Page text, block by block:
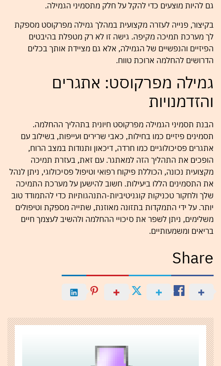
גם להיות מוצעים כדי להקל על חלק מתסמיני הגמילה.
בקיצור, פנייה לעזרה מקצועית במהלך גמילה מפרקוסט מספקת
לך מערכת תמיכה מקיפה. גישה זו לא רק מטפלת בהיבטים
הפיזיים והנפשיים של הגמילה, אלא גם מציידת אותך בכלים
הדרושים להחלמה ארוכת טווח.
גמילה מפרקוסט: אתגרים
והזדמנויות
הבנת תסמיני הגמילה מפרקוסט חיונית בתהליך ההחלמה.
תסמינים פיזיים כמו בחילות, כאבי שרירים ועייפות, בשילוב עם
אתגרים פסיכולוגיים כמו חרדה, דיכאון ותנודות במצב הרוח,
הופכים את התהליך הזה למאתגר. עם זאת, בעזרת תמיכה
מקצועית נכונה, הכוללת פיקוח רפואי וטיפול פסיכולוגי, ניתן לנהל
את התסמינים הללו ביעילות. חשוב להישען על מערכת התמיכה
שלך ולחקור טכניקות קוגניטיביות-התנהגותיות כדי להתמודד טוב
יותר. על ידי התמקדות בתזונה מאוזנת, שתייה מספקת וטיפולים
משלימים, ניתן לשפר את סיכויי ההחלמה ולהשיב לעצמך חיים
בריאים ומשמעותיים.
Share